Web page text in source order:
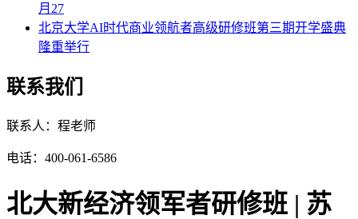
月27
北京大学AI时代商业领航者高级研修班第三期开学盛典
隆重举行
联系我们
联系人：程老师
电话：400-061-6586
北大新经济领军者研修班 | 苏